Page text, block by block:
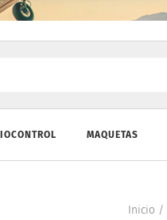
MAQUETAS
Inicio /